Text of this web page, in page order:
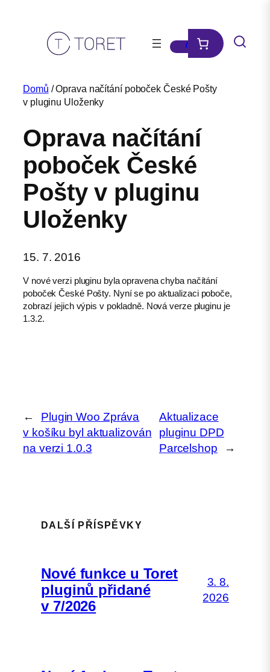
Domů / Oprava načítání poboček České Pošty
v pluginu Uloženky
Oprava načítání
poboček České
Pošty v pluginu
Uloženky
15. 7. 2016
V nové verzi pluginu byla opravena chyba načítání
poboček České Pošty. Nyní se po aktualizaci poboče,
zobrazí jejich výpis v pokladně. Nová verze pluginu je
1.3.2.
←
Plugin Woo Zpráva
v košíku byl aktualizován
na verzi 1.0.3
Aktualizace
pluginu DPD
Parcelshop
→
DALŠÍ PŘÍSPĚVKY
Nové funkce u Toret
pluginů přidané
v 7/2026
3. 8.
2026